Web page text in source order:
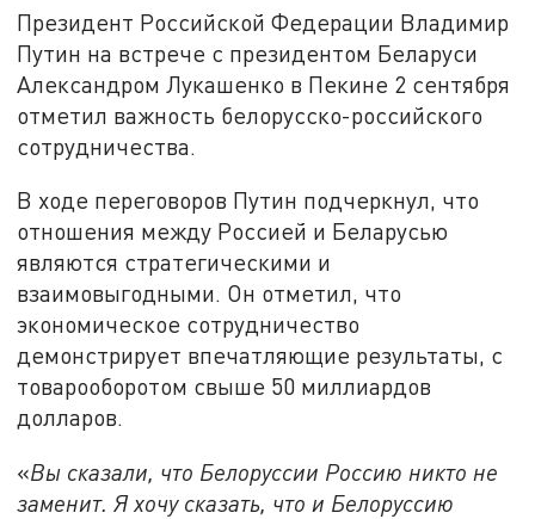
Президент Российской Федерации Владимир
Путин на встрече с президентом Беларуси
Александром Лукашенко в Пекине 2 сентября
отметил важность белорусско-российского
сотрудничества.
В ходе переговоров Путин подчеркнул, что
отношения между Россией и Беларусью
являются стратегическими и
взаимовыгодными. Он отметил, что
экономическое сотрудничество
демонстрирует впечатляющие результаты, с
товарооборотом свыше 50 миллиардов
долларов.
«Вы сказали, что Белоруссии Россию никто не
заменит. Я хочу сказать, что и Белоруссию